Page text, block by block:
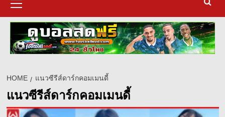
Menu
HOME แนวซีรีส์ดาร์กคอมเมนดี้
แนวซีรีส์ดาร์กคอมเมนดี้